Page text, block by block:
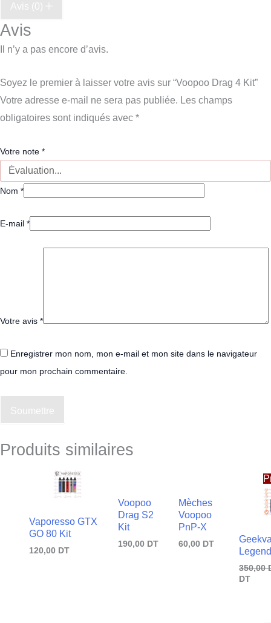
Avis (0)
Avis
Il n’y a pas encore d’avis.
Soyez le premier à laisser votre avis sur “Voopoo Drag 4 Kit”
Votre adresse e-mail ne sera pas publiée. Les champs
obligatoires sont indiqués avec *
Votre note *
Nom *
E-mail *
Votre avis *
Enregistrer mon nom, mon e-mail et mon site dans le navigateur
pour mon prochain commentaire.
Soumettre
Produits similaires
Vaporesso GTX
GO 80 Kit
120,00 DT
Voopoo
Drag S2
Kit
190,00 DT
Mèches
Voopoo
PnP-X
60,00 DT
350,00
DT
prix
est :